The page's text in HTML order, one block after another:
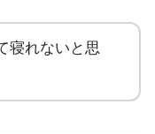
寝れないと思